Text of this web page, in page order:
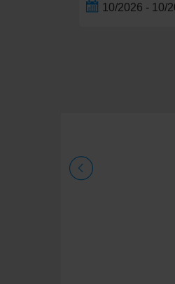
10/2026 - 10/